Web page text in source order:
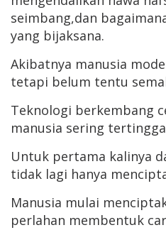
seimbang,dan
yang bijaksana.
Akibatnya manusia
tetapi belum tentu
Teknologi berkembang
manusia sering
Untuk pertama kalinya
tidak lagi hanya
Manusia mulai
perlahan membentuk